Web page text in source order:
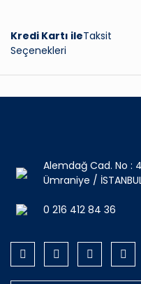
Kredi Kartı ileTaksit
Seçenekleri
Alemdağ Cad. No :
Ümraniye /
0 216 412 84 36